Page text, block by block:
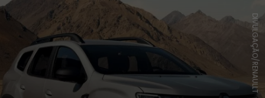
DIVULGAÇÃO/RENAULLT